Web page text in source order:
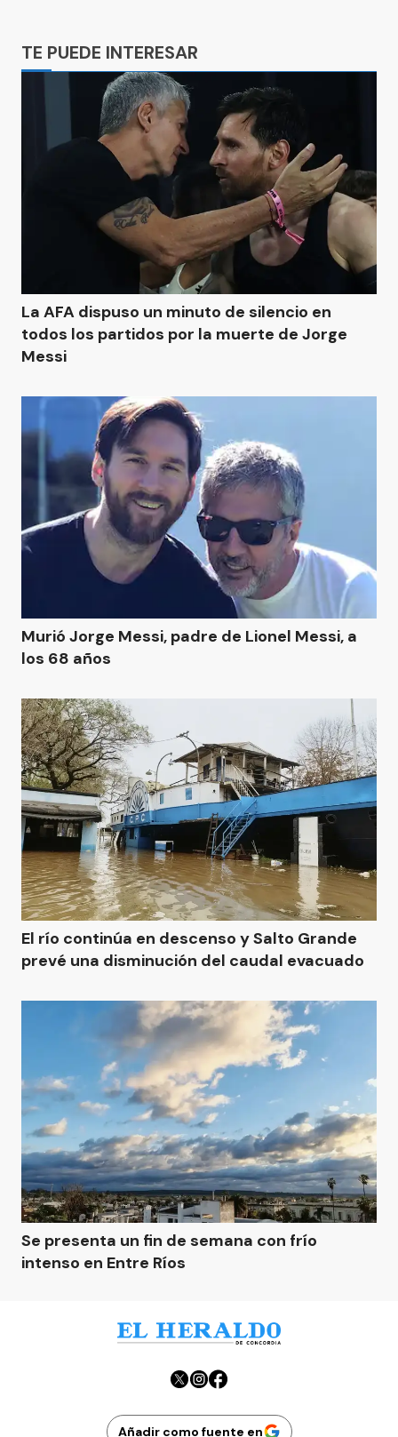
TE PUEDE INTERESAR
La AFA dispuso un minuto de silencio en
todos los partidos por la muerte de Jorge
Messi
Murió Jorge Messi, padre de Lionel Messi, a
los 68 años
El río continúa en descenso y Salto Grande
prevé una disminución del caudal evacuado
Se presenta un fin de semana con frío
intenso en Entre Ríos
Añadir como fuente en